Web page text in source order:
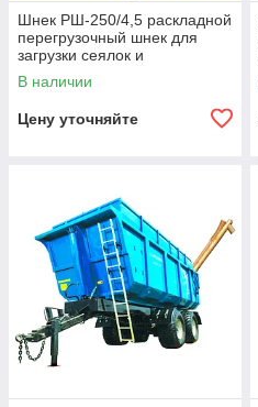
Шнек РШ-250/4,5 раскладной
перегрузочный шнек для
загрузки сеялок и
разбрасывателей
минудобрений
В наличии
Цену уточняйте